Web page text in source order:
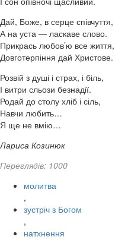
Дай, Боже, в серце співчуття,
А на уста — ласкаве слово.
Прикрась любов’ю все життя,
Довготерпіння дай Христове.
Розвій з душі і страх, і біль,
І витри сльози безнадії.
Родай до столу хліб і сіль,
Навчи любить…
Я ще не вмію…
Лариса Козинюк
Переглядів: 1000
молитва
,
зустріч з Богом
,
натхнення